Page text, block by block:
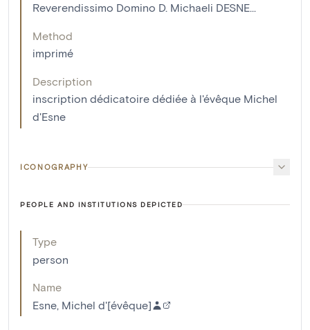
Reverendissimo Domino D. Michaeli DESNE...
Method
imprimé
Description
inscription dédicatoire dédiée à l'évêque Michel
d'Esne
ICONOGRAPHY
PEOPLE AND INSTITUTIONS DEPICTED
Type
person
Name
Esne, Michel d'[évêque]